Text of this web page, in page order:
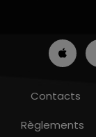
Contacts
Règlements